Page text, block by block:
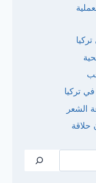
تركيا
الشعر
حلاقة